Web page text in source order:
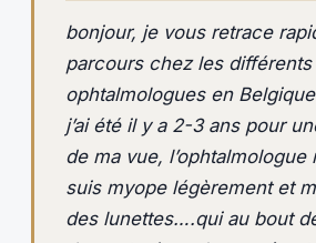
bonjour, je vous retrace
parcours chez les différents
ophtalmologues en
j’ai été il y a 2-3 ans pour
de ma vue, l’ophtalmologue
suis myope légèrement et
des lunettes….qui au bout